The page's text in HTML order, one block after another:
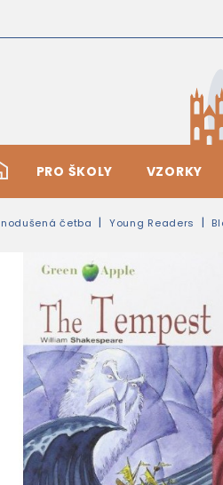
PRO ŠKOLY VZORKY
četba Young Readers